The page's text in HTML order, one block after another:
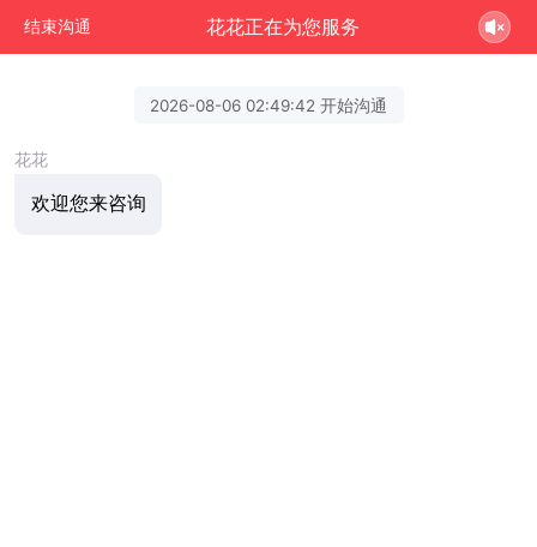
结束沟通 花花正在为您服务
2026-08-06 02:49:42 开始沟通
花花
欢迎您来咨询